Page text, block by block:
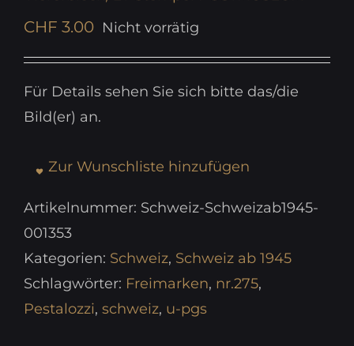
CHF 3.00 Nicht vorrätig
Für Details sehen Sie sich bitte das/die
Bild(er) an.
Zur Wunschliste hinzufügen
Artikelnummer: Schweiz-Schweizab1945-
001353
Kategorien: Schweiz, Schweiz ab 1945
Schlagwörter: Freimarken, nr.275,
Pestalozzi, schweiz, u-pgs